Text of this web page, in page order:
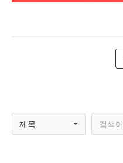
제목